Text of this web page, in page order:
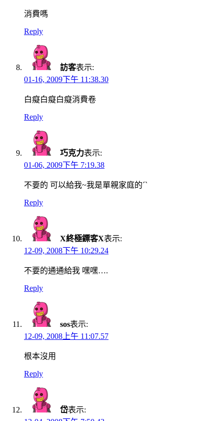
消費嗎
Reply
訪客表示:
01-16, 2009下午 11:38.30
白癡白癡白癡消費卷
Reply
巧克力表示:
01-06, 2009下午 7:19.38
不要的 可以給我~我是單親家庭的ˊˋ
Reply
X終極鏢客X表示:
12-09, 2008下午 10:29.24
不要的通通給我 嘿嘿….
Reply
sos表示:
12-09, 2008上午 11:07.57
根本沒用
Reply
岱表示: